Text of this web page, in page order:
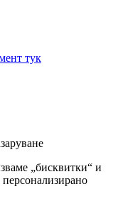
тук
„бисквитки“ и